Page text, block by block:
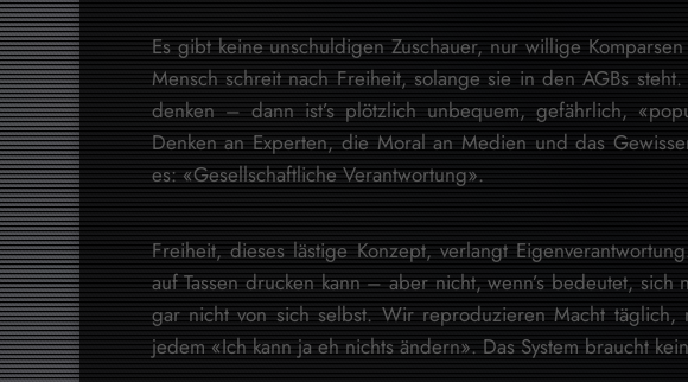
Es gibt keine unschuldigen Zuschauer, nur willige
Mensch schreit nach Freiheit, solange sie in den AGBs
denken – dann ist’s plötzlich unbequem, gefährlich,
Denken an Experten, die Moral an Medien und das
es: «Gesellschaftliche Verantwortung».
Freiheit, dieses lästige Konzept, verlangt
auf Tassen drucken kann – aber nicht, wenn’s bedeutet,
gar nicht von sich selbst. Wir reproduzieren Macht täglich,
jedem «Ich kann ja eh nichts ändern». Das System braucht